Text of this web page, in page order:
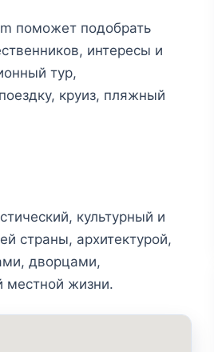
поможет подобрать
интересы и
тур,
круиз, пляжный
культурный и
страны, архитектурой,
дворцами,
местной жизни.